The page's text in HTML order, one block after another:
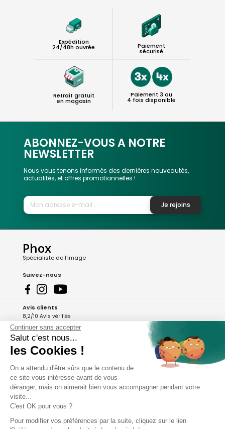
Expédition
24/48h ouvrée Paiement
sécurisé
Retrait gratuit
en magasin
Paiement 3 ou
4 fois disponible
ABONNEZ-VOUS A NOTRE
NEWSLETTER
Nous vous tenons informés des dernières nouveautés,
actualités, et offres promotionnelles !
Je rejoins
Phox
Spécialiste de l'image
Suivez-nous
Avis clients
8,2/10 Avis vérifiés
L'Appli Phox
A propos de Phox
Services et garanties
Continuer sans accepter
Salut c'est nous...
les Cookies !
On a attendu d'être sûrs que le contenu de
ce site vous intéresse avant de vous
déranger, mais on aimerait bien vous accompagner pendant votre
visite...
C'est OK pour vous ?
Pour modifier vos préférences par la suite, cliquez sur le lien